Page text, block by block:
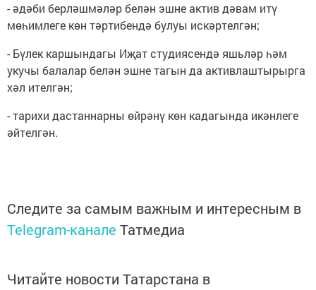
- әдәби берләшмәләр белән эшне актив дәвам итү
мөһимлеге көн тәртибендә булуы искәртелгән;
- Бүлек каршындагы Иҗат студиясендә яшьләр һәм
укучы балалар белән эшне тагын да активлаштырырга
хәл ителгән;
- тарихи дастаннарны өйрәнү көн кадагында икәнлеге
әйтелгән.
Следите за самым важным и интересным в
Telegram-канале Татмедиа
Читайте новости Татарстана в